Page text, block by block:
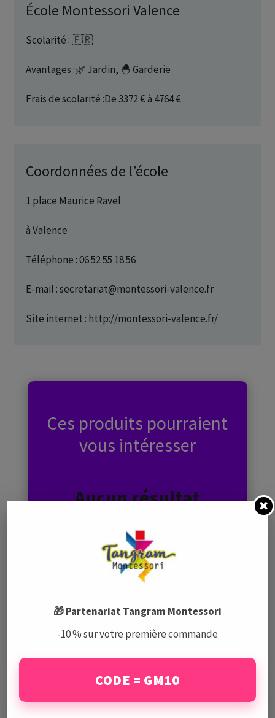
École Montessori Valence
Scolarité : 🇫🇷
Avantages :🌿 Jardin, 🐣 Garderie
Frais de scolarité :De 3372 € à 4764 €
Coordonnées de l’école
1 place Maurice Ravel
à Valence
Téléphone : 06 52 55 18 56
E-mail : secretariat@montessori-valence.fr
Site internet : http://montessori-valence.fr/
Ces produits pourraient
vous intéresser
Aucun résultat
d'affiner votre recherche ou utilisez le
panneau de navigation ci-dessus pour
localiser l'article.
Voir tous les produits
Articles qui pourraient
vous intéresser
🎁 Partenariat Tangram Montessori
-10 % sur votre première commande
CODE = GM10